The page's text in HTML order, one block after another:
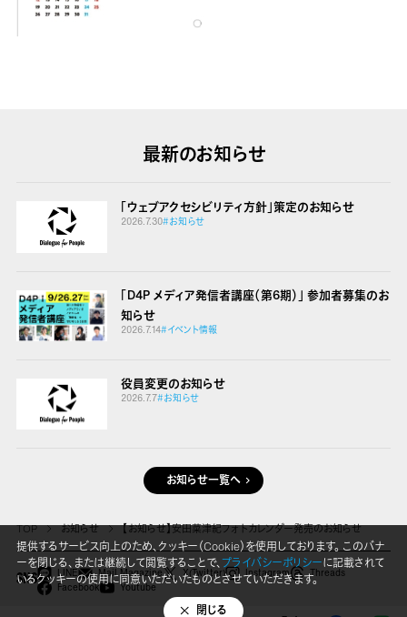
最新のお知らせ
「ウェブアクセシビリティ方針」策定のお知らせ
2026.7.30#お知らせ
「D4P メディア発信者講座（第6期）」 参加者募集のお
知らせ
2026.7.14#イベント情報
役員変更のお知らせ
2026.7.7#お知らせ
お知らせ一覧へ
TOP お知らせ 【お知らせ】安田菜津紀フォトカレンダー発売のお知らせ
SNS LINE Mail Magazine X(Twitter) Instagram
Threads
Facebook
Youtube
提供するサービス向上のため、クッキー（Cookie）を使用しております。 このバナ
ーを閉じる、または継続して閲覧することで、プライバシーポリシーに記載されて
いるクッキーの使用に同意いただいたものとさせていただきます。
閉じる